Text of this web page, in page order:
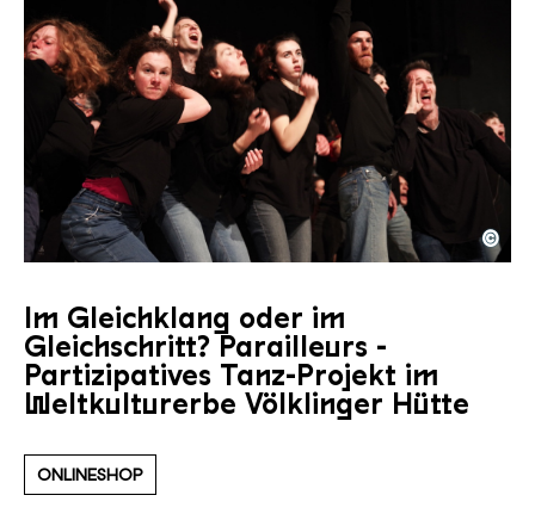
FOULESOLIVIAGRANDVILLE MARIEMONTEIRO
Copyright: © Marie Monteiro
©
Im Gleichklang oder im
Gleichschritt? Parailleurs -
Partizipatives Tanz-Projekt im
Weltkulturerbe Völklinger Hütte
ONLINESHOP